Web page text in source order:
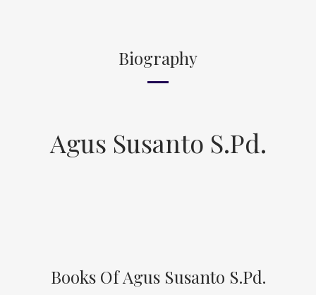
Biography
Agus Susanto S.Pd.
Books Of Agus Susanto S.Pd.